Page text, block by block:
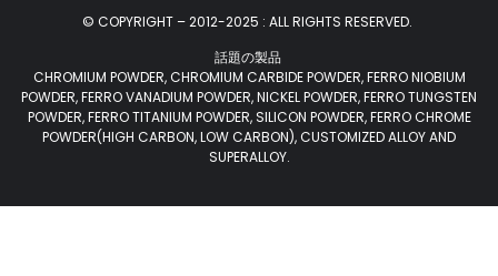
© COPYRIGHT – 2012-2025 : ALL RIGHTS RESERVED.
話題の製品
CHROMIUM POWDER, CHROMIUM CARBIDE POWDER, FERRO NIOBIUM
POWDER, FERRO VANADIUM POWDER, NICKEL POWDER, FERRO TUNGSTEN
POWDER, FERRO TITANIUM POWDER, SILICON POWDER, FERRO CHROME
POWDER(HIGH CARBON, LOW CARBON), CUSTOMIZED ALLOY AND
SUPERALLOY.